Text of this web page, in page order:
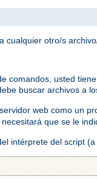
cualquier otro/s
comandos, usted
buscar archivos a
web como un
necesitará que se le
intérprete del script